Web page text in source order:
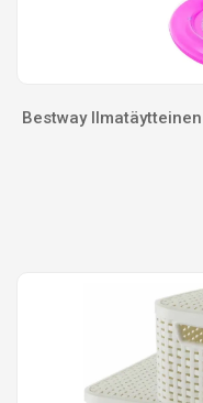
Bestway